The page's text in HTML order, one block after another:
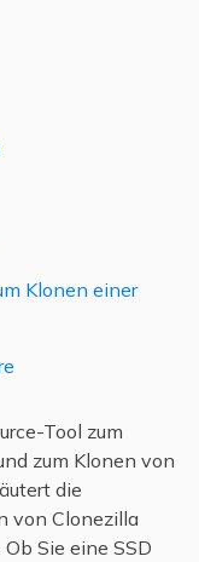
Klonen einer
Tool zum
zum Klonen von
die
von Clonezilla
Sie eine SSD